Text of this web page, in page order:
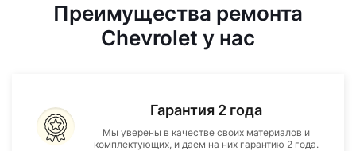
Преимущества ремонта
Chevrolet у нас
Гарантия 2 года
Мы уверены в качестве своих материалов и
комплектующих, и даем на них гарантию 2 года.